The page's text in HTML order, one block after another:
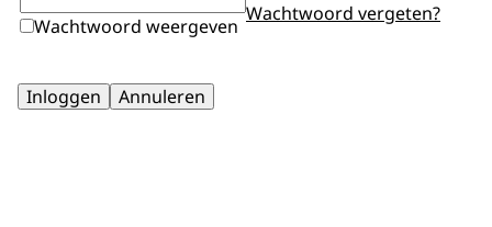
Wachtwoord weergeven
Wachtwoord vergeten?
Inloggen Annuleren